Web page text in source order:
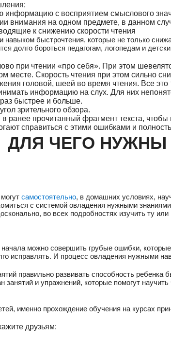
информацию с восприятием смыслового
внимания на одном предмете, в данном
к снижению скорости чтения
навыком быстрочтения, которые не только
долго бороться педагогам, логопедам и
при чтении «про себя». При этом
месте. Скорость чтения при этом сильно
головой, шеей во время чтения. Все это
информацию на слух. Для них
быстрее и больше.
зрительного обзора.
ранее прочитанный фрагмент текста, чтобы
справиться с этими ошибками и
ДЛЯ ЧЕГО НУЖНЫ
самостоятельно, в домашних условиях,
с системой овладения нужными
во всех подробностях изучить ту или
можно совершить грубые ошибки,
исправлять. И процесс овладения нужными
правильно развивать способность
занятий и упражнений, которые помогут
именно прохождение обучения на курсах
друзьям: